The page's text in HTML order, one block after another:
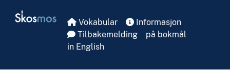
Skosmos Vokabular
Informasjon
Tilbakemelding
på bokmål
in English
Guinea
Guinea-Bissau
Kamerun